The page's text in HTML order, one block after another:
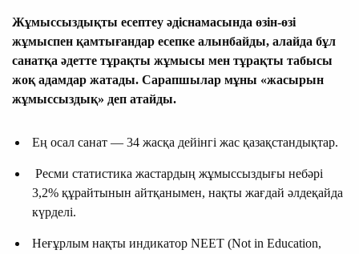
Жұмыссыздықты есептеу әдіснамасында өзін-өзі
жұмыспен қамтығандар есепке алынбайды, алайда бұл
санатқа әдетте тұрақты жұмысы мен тұрақты табысы
жоқ адамдар жатады. Сарапшылар мұны «жасырын
жұмыссыздық» деп атайды.
Ең осал санат — 34 жасқа дейінгі жас қазақстандықтар.
Ресми статистика жастардың жұмыссыздығы небәрі
3,2% құрайтынын айтқанымен, нақты жағдай әлдеқайда
күрделі.
Неғұрлым нақты индикатор NEET (Not in Education,